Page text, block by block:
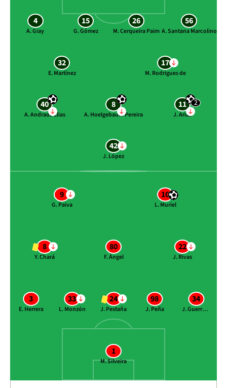
4
A. Giay
15
G. Gómez
26
M. Cerqueira Paim
56
A. Santana Marcolino
32
E. Martínez
17
M. Rodrigues de
40
A. Andrade Elias
8
A. Hoelgebaum Pereira
11 2
J. Arias
42
J. López
1
M. Silveira
34
J. Guerrero
98
J. Peña
24
J. Pestaña
33
L. Monzón
3
E. Herrera
22
J. Rivas
80
F. Ángel
8
Y. Chará
10
L. Muriel
9
G. Paiva